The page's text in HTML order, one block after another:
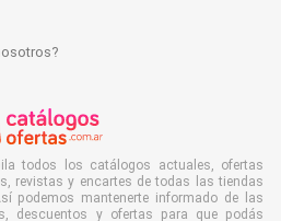
todos los catálogos actuales, ofertas
revistas y encartes de todas las tiendas
podemos mantenerte informado de las
descuentos y ofertas para que podás